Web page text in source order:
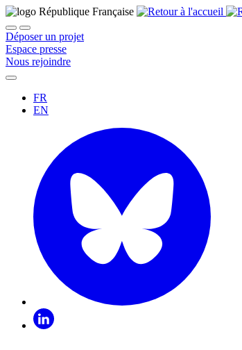
Déposer un projet
Espace presse
Nous rejoindre
FR
EN